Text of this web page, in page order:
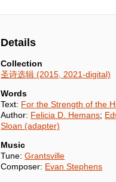
Details
Collection
圣诗选辑 (2015, 2021-digital)
Words
Text: For the Strength of the
Author: Felicia D. Hemans;
Sloan (adapter)
Music
Tune:Grantsville
Composer: Evan Stephens